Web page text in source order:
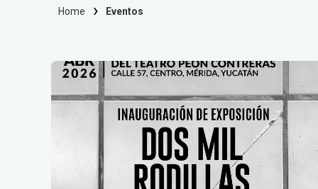
Home Eventos